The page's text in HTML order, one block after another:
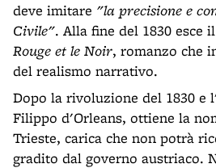
deve imitare "la precisione e
Civile". Alla fine del 1830 esce
Rouge et le Noir, romanzo che
del realismo narrativo.
Dopo la rivoluzione del 1830 e
Filippo d'Orleans, ottiene la
Trieste, carica che non potrà
gradito dal governo austriaco.